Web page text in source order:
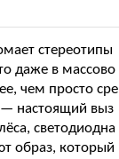
стереотипы
даже в массово
чем просто сре
— настоящий выз
светодиодна
образ, который